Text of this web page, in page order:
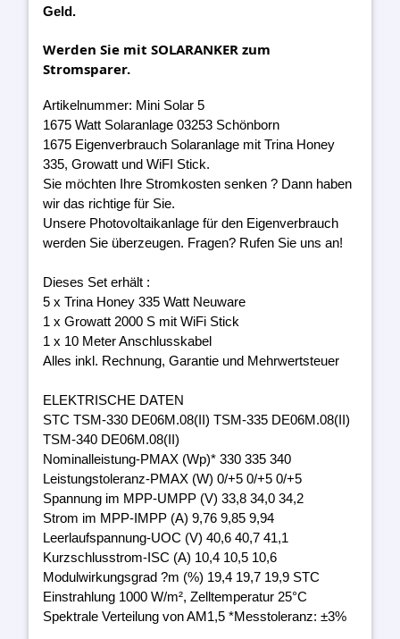
Geld.
Werden Sie mit SOLARANKER zum
Stromsparer.
Artikelnummer: Mini Solar 5
1675 Watt Solaranlage 03253 Schönborn
1675 Eigenverbrauch Solaranlage mit Trina Honey
335, Growatt und WiFI Stick.
Sie möchten Ihre Stromkosten senken ? Dann haben
wir das richtige für Sie.
Unsere Photovoltaikanlage für den Eigenverbrauch
werden Sie überzeugen. Fragen? Rufen Sie uns an!
Dieses Set erhält :
5 x Trina Honey 335 Watt Neuware
1 x Growatt 2000 S mit WiFi Stick
1 x 10 Meter Anschlusskabel
Alles inkl. Rechnung, Garantie und Mehrwertsteuer
ELEKTRISCHE DATEN
STC TSM-330 DE06M.08(II) TSM-335 DE06M.08(II)
TSM-340 DE06M.08(II)
Nominalleistung-PMAX (Wp)* 330 335 340
Leistungstoleranz-PMAX (W) 0/+5 0/+5 0/+5
Spannung im MPP-UMPP (V) 33,8 34,0 34,2
Strom im MPP-IMPP (A) 9,76 9,85 9,94
Leerlaufspannung-UOC (V) 40,6 40,7 41,1
Kurzschlusstrom-ISC (A) 10,4 10,5 10,6
Modulwirkungsgrad ?m (%) 19,4 19,7 19,9 STC
Einstrahlung 1000 W/m², Zelltemperatur 25°C
Spektrale Verteilung von AM1,5 *Messtoleranz: ±3%